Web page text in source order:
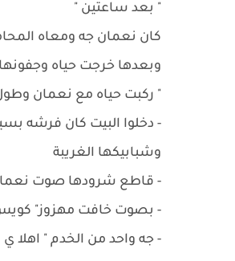
" بعد ساعتين "
كان نعمان جه ومعاه
وبعدها خرجت حياه
" ركبت حياه مع نعمان
- دخلوا البيت كان فرشه
وشبابيكها الغريبة
- ‏قاطع شرودها صوت
- ‏بصوت خافت مهزوز"
- ‏جه واحد من الخدم " اهلا